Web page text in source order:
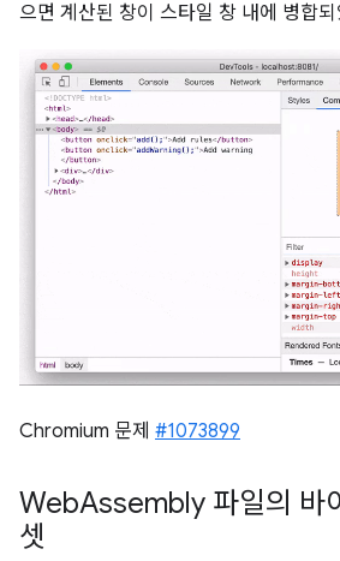
으면 계산된 창이 스타일 창 내에 병합
Chromium 문제 #1073899
WebAssembly 파일의 바
셋